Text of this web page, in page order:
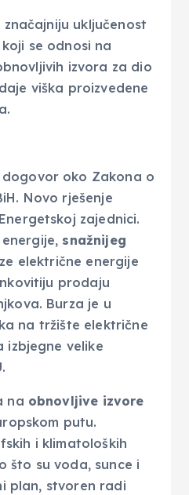
uključenost
se odnosi na
izvora za dio
viška proizvedene
oko Zakona o
Novo rješenje
zajednici.
snažnijeg
električne energije
prodaju
Burza je u
na tržište električne
izbjegne velike
na obnovljive izvore
putu.
i klimatoloških
što su voda, sunce i
plan, stvoren radi